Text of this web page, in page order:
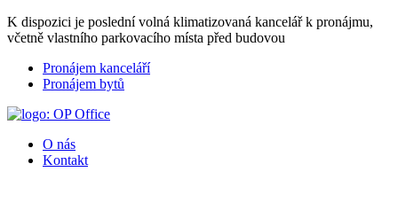
K dispozici je poslední volná klimatizovaná kancelář k pronájmu,
včetně vlastního parkovacího místa před budovou
Pronájem kanceláří
Pronájem bytů
O nás
Kontakt